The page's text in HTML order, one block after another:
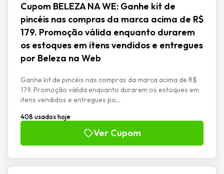
Cupom BELEZA NA WE: Ganhe kit de
pincéis nas compras da marca acima de R$
179. Promoção válida enquanto durarem
os estoques em itens vendidos e entregues
por Beleza na Web
Ganhe kit de pincéis nas compras da marca acima de R$
179. Promoção válida enquanto durarem os estoques em
itens vendidos e entregues po...
408 usados hoje
Ver Cupom